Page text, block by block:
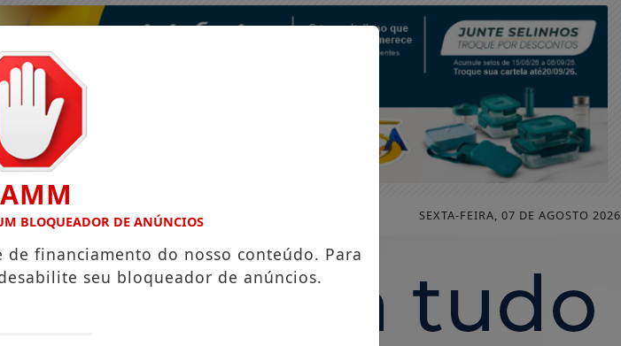
SEXTA-FEIRA, 07 DE AGOSTO 2026
BLOQUEADOR DE ANÚNCIOS
financiamento do nosso conteúdo. Para
seu bloqueador de anúncios.